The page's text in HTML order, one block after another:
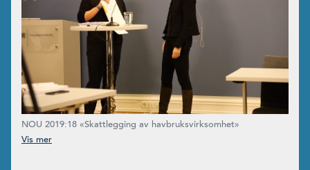
NOU 2019:18 «Skattlegging av havbruksvirksomhet»
overleveres finansminister Siv Jensen mandag 4. november av